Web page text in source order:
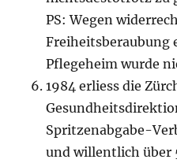
PS: Wegen
Freiheitsberaubung
Pflegeheim wurde
1984 erliess die
Spritzenabgabe-
und willentlich über